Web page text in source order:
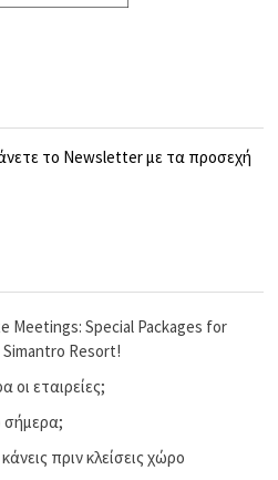
το Newsletter με τα προσεχή
Meetings: Special Packages for
Resort!
οι εταιρείες;
σήμερα;
πριν κλείσεις χώρο